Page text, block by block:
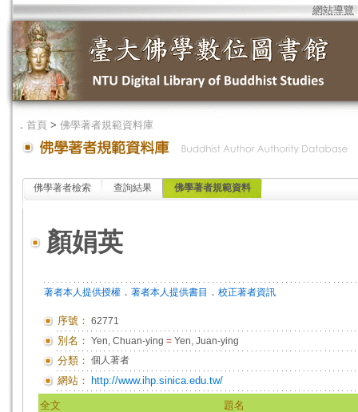
網站導覽
． 首頁 > 佛學著者規範資料庫
佛學著者檢索 查詢結果 佛學著者規範資料
顏娟英
著者本人提供授權 ． 著者本人提供書目 ． 校正著者資訊
序號： 62771
別名： Yen, Chuan-ying = Yen, Juan-ying
分類： 個人著者
網站： http://www.ihp.sinica.edu.tw/
全文 題名